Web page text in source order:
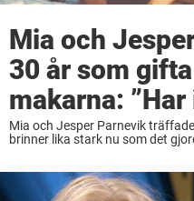
Mia och
30 år som
makarna: ”Har
Mia och Jesper Parnevik
brinner lika stark nu som det